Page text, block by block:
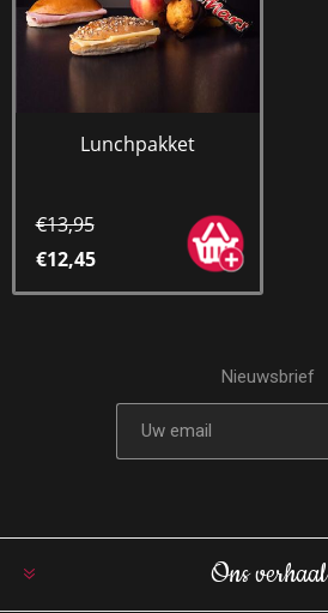
Lunchpakket
€13,95
€12,45
Nieuwsbrief
Ons verhaal